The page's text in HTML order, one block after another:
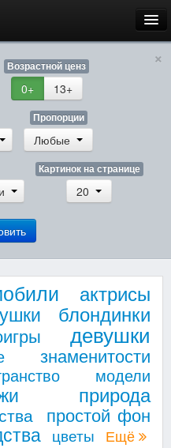
×
Возрастной ценз
0+ 13+
Пропорции
Любые
Картинок на странице
20
актрисы
блондинки
девушки
знаменитости
модели
природа
простой фон
цветы Ещё